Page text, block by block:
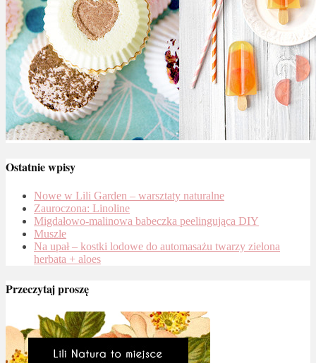
Ostatnie wpisy
Nowe w Lili Garden – warsztaty naturalne
Zauroczona: Linoline
Migdałowo-malinowa babeczka peelingująca DIY
Muszle
Na upał – kostki lodowe do automasażu twarzy zielona
herbata + aloes
Przeczytaj proszę